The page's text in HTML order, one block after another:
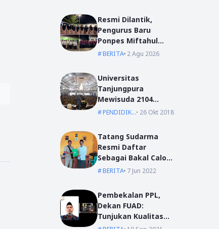
Resmi Dilantik,
Pengurus Baru
Ponpes Miftahul
Ulum Siap Emban
BERITA 2 Agu 2026
Universitas
Tanjungpura
Mewisuda 2104
Lulusan pada
PENDIDIKAN26 Okt 2018
Tatang Sudarma
Resmi Daftar
Sebagai Bakal Calon
Kepala Desa Mas
BERITA 7 Jun 2022
Pembekalan PPL,
Dekan FUAD:
Tunjukan Kualitas
Dengan Akhlak